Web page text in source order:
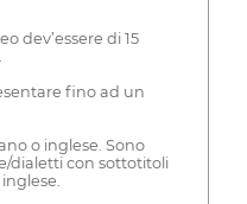
dev’essere di 15
fino ad un
o inglese. Sono
dialetti con sottotitoli